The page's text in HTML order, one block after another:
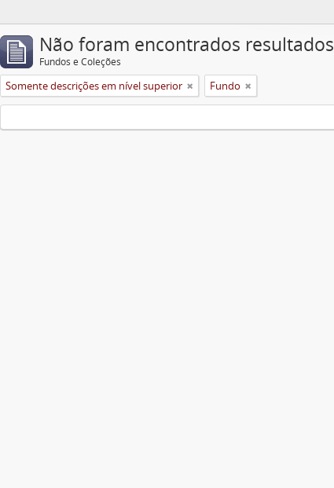
Não foram encontrados resultados
Fundos e Coleções
Somente descrições em nível superior Fundo